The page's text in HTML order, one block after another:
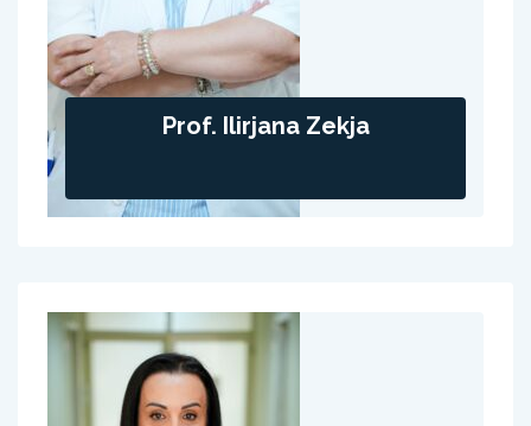
Prof. Ilirjana Zekja